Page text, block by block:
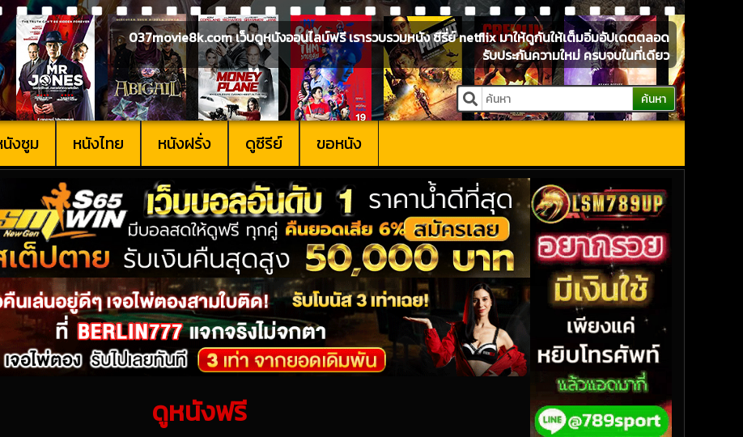
037movie8k.com เว็บดูหนังออนไลน์ฟรี เรารวบรวมหนัง ซีรี่ย์ netflix มาให้ดูกันให้เต็มอิ่มอัปเดตตลอด
รับประกันความใหม่ ครบจบในที่เดียว
ค้นหา
งซูม หนังไทย หนังฝรั่ง ดูซีรีย์ ขอหนัง
ดูหนังฟรี